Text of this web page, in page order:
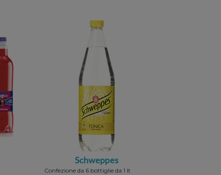
Schweppes
Confezione da 6 bottiglie da 1 lt